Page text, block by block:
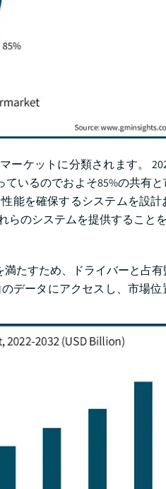
ケットに分類されます。
いるのでおよそ85%の共有
能を確保するシステムを設計
のシステムを提供することを
たすため、ドライバーと占
データにアクセスし、市場